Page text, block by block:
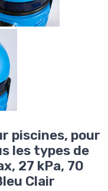
piscines, pour
les types de
27 kPa, 70
Clair